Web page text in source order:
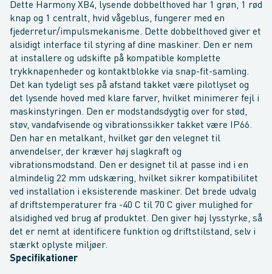
Dette Harmony XB4, lysende dobbelthoved har 1 grøn, 1 rød
knap og 1 centralt, hvid vågeblus, fungerer med en
fjederretur/impulsmekanisme. Dette dobbelthoved giver et
alsidigt interface til styring af dine maskiner. Den er nem
at installere og udskifte på kompatible komplette
trykknapenheder og kontaktblokke via snap-fit-samling.
Det kan tydeligt ses på afstand takket være pilotlyset og
det lysende hoved med klare farver, hvilket minimerer fejl i
maskinstyringen. Den er modstandsdygtig over for stød,
støv, vandafvisende og vibrationssikker takket være IP66.
Den har en metalkant, hvilket gør den velegnet til
anvendelser, der kræver høj slagkraft og
vibrationsmodstand. Den er designet til at passe ind i en
almindelig 22 mm udskæring, hvilket sikrer kompatibilitet
ved installation i eksisterende maskiner. Det brede udvalg
af driftstemperaturer fra -40 C til 70 C giver mulighed for
alsidighed ved brug af produktet. Den giver høj lysstyrke, så
det er nemt at identificere funktion og driftstilstand, selv i
stærkt oplyste miljøer.
Specifikationer